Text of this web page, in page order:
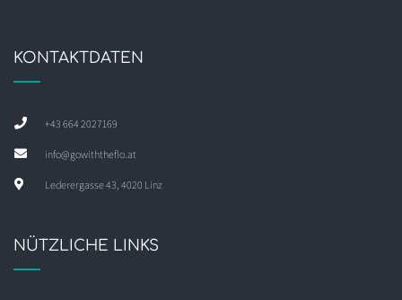
KONTAKTDATEN
+43 664 2027169
info@gowiththeflo.at
Lederergasse 43, 4020 Linz
NÜTZLICHE LINKS